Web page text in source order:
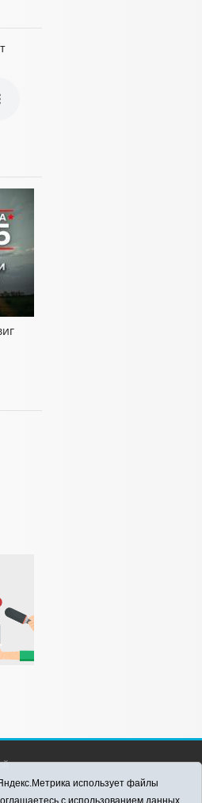
использует файлы
с использованием данных